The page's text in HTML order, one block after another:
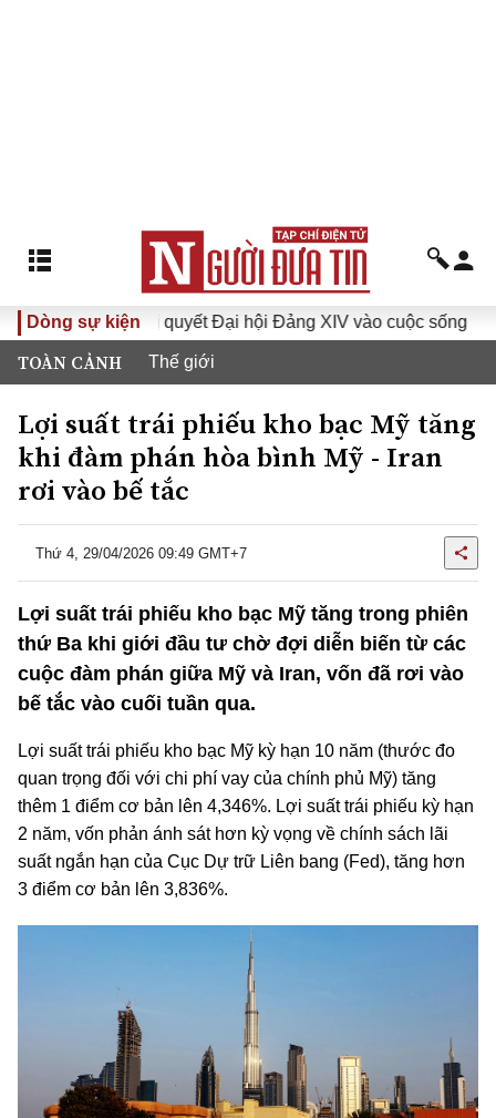
Dòng sự kiện
Đưa Nghị quyết Đại hội Đảng XIV vào cuộc sống
TOÀN CẢNH Thế giới
Lợi suất trái phiếu kho bạc Mỹ tăng
khi đàm phán hòa bình Mỹ - Iran
rơi vào bế tắc
Thứ 4, 29/04/2026 09:49 GMT+7
Lợi suất trái phiếu kho bạc Mỹ tăng trong phiên
thứ Ba khi giới đầu tư chờ đợi diễn biến từ các
cuộc đàm phán giữa Mỹ và Iran, vốn đã rơi vào
bế tắc vào cuối tuần qua.
Lợi suất trái phiếu kho bạc Mỹ kỳ hạn 10 năm (thước đo
quan trọng đối với chi phí vay của chính phủ Mỹ) tăng
thêm 1 điểm cơ bản lên 4,346%. Lợi suất trái phiếu kỳ hạn
2 năm, vốn phản ánh sát hơn kỳ vọng về chính sách lãi
suất ngắn hạn của Cục Dự trữ Liên bang (Fed), tăng hơn
3 điểm cơ bản lên 3,836%.